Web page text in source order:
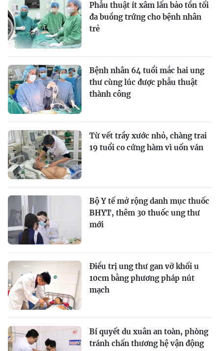
Phẫu thuật ít xâm lấn bảo tồn tối
đa buồng trứng cho bệnh nhân
trẻ
Bệnh nhân 64 tuổi mắc hai ung
thư cùng lúc được phẫu thuật
thành công
Từ vết trầy xước nhỏ, chàng trai
19 tuổi co cứng hàm vì uốn ván
Bộ Y tế mở rộng danh mục thuốc
BHYT, thêm 30 thuốc ung thư
mới
Điều trị ung thư gan vỡ khối u
10cm bằng phương pháp nút
mạch
Bí quyết du xuân an toàn, phòng
tránh chấn thương hệ vận động